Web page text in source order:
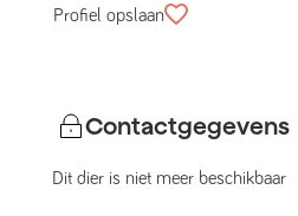
Profiel opslaan
Contactgegevens
Dit dier is niet meer beschikbaar